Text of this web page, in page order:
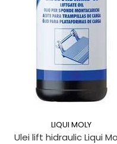
LIQUI MOLY
Ulei lift hidraulic Liqui